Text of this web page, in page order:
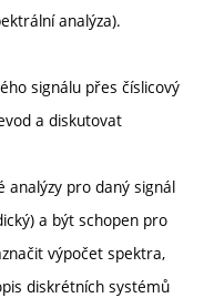
analýza).
signálu přes číslicový
a diskutovat
analýzy pro daný signál
a být schopen pro
výpočet spektra,
diskrétních systémů